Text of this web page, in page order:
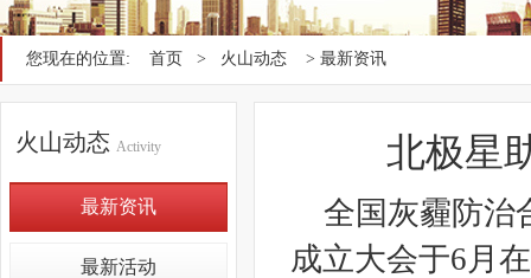
您现在的位置: 首页 > 火山动态 > 最新资讯
火山动态 Activity
最新资讯
最新活动
北极星
全国灰霾防治
成立大会于6月